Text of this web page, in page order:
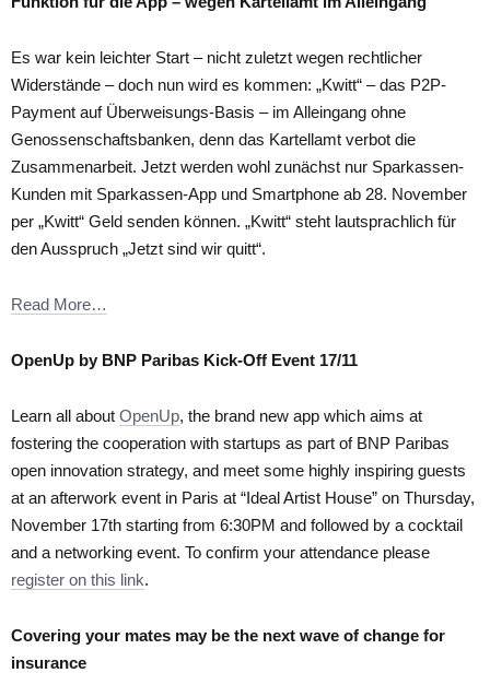
Es war kein leichter Start – nicht zuletzt wegen rechtlicher
Widerstände – doch nun wird es kommen: „Kwitt“ – das P2P-
Payment auf Überweisungs-Basis – im Alleingang ohne
Genossenschaftsbanken, denn das Kartellamt verbot die
Zusammenarbeit. Jetzt werden wohl zunächst nur Sparkassen-
Kunden mit Sparkassen-App und Smartphone ab 28. November
per „Kwitt“ Geld senden können. „Kwitt“ steht lautsprachlich für
den Ausspruch „Jetzt sind wir quitt“.
Read More…
OpenUp by BNP Paribas Kick-Off Event 17/11
Learn all about OpenUp, the brand new app which aims at
fostering the cooperation with startups as part of BNP Paribas
open innovation strategy, and meet some highly inspiring guests
at an afterwork event in Paris at “Ideal Artist House” on Thursday,
November 17th starting from 6:30PM and followed by a cocktail
and a networking event. To confirm your attendance please
register on this link.
Covering your mates may be the next wave of change for
insurance